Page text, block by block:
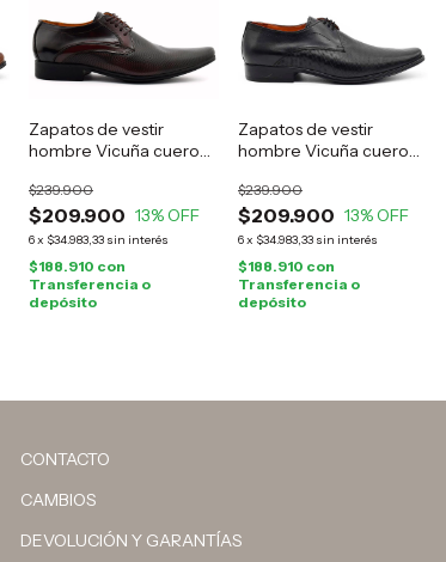
Zapatos de vestir
hombre Vicuña cuero
$209.900
$239.900
13% OFF
6x $34.983,33 sin interés
$188.910 con
Transferencia o
depósito
Zapatos de vestir
hombre Vicuña cuero
$209.900
$239.900
13% OFF
6x $34.983,33 sin interés
$188.910 con
Transferencia o
depósito
CONTACTO
CAMBIOS
DEVOLUCIÓN Y GARANTÍAS